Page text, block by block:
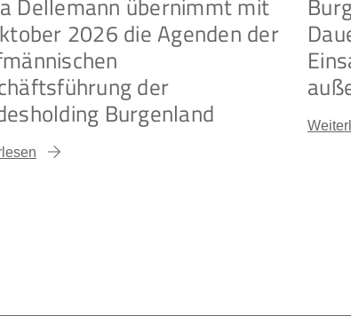
Dellemann übernimmt mit
2026 die Agenden der
der
Burgenland